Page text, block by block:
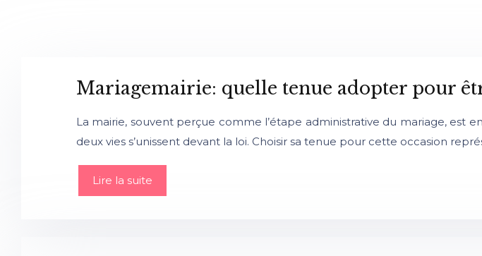
Mariagemairie: quelle tenue adopter pour
La mairie, souvent perçue comme l’étape administrative du mariage, est
deux vies s’unissent devant la loi. Choisir sa tenue pour cette occasion
Lire la suite